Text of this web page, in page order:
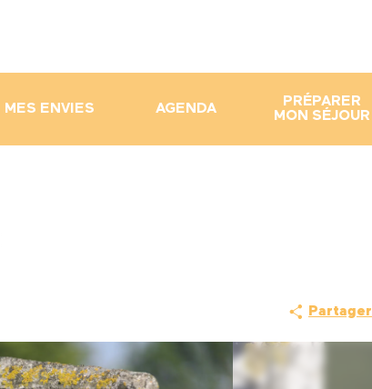
MES ENVIES AGENDA
PRÉPARER
MON SÉJOUR
Partager